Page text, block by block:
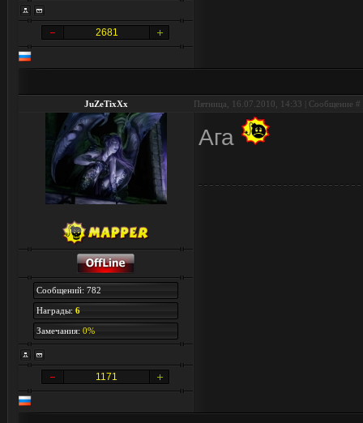
2681
JuZeTixXx Пятница, 16.07.2010, 14:33 | Сообщение #
Сообщений: 782
Награды: 6
Замечания: 0%
1171
Ага